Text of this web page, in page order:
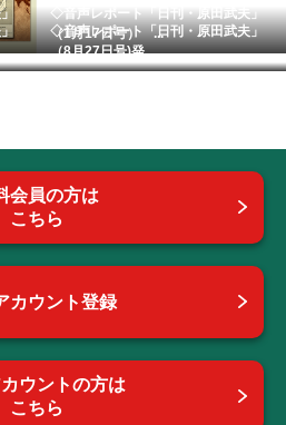
◇音声レポート「日刊・原田武夫」
（1月17日号） ...
◇音声レポート「日刊・原田武夫」
（8月27日号)発...
会員の方は
こちら
カウント登録
ウントの方は
こちら